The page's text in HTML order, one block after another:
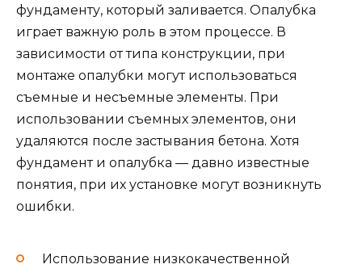
фундаменту, который заливается. Опалубка
играет важную роль в этом процессе. В
зависимости от типа конструкции, при
монтаже опалубки могут использоваться
съемные и несъемные элементы. При
использовании съемных элементов, они
удаляются после застывания бетона. Хотя
фундамент и опалубка — давно известные
понятия, при их установке могут возникнуть
ошибки.
Использование низкокачественной